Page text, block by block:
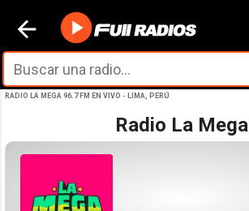
Ir al contenido principal
RADIO LA MEGA 96.7 FM EN VIVO - LIMA, PERÚ
Radio La Mega